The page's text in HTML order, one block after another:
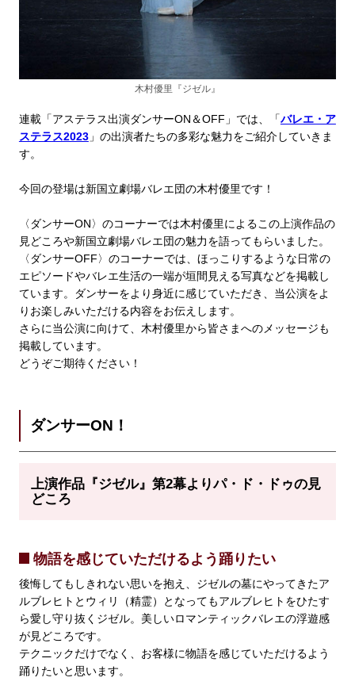
木村優里『ジゼル』
連載「アステラス出演ダンサーON＆OFF」では、「バレエ・ア
ステラス2023」の出演者たちの多彩な魅力をご紹介していきま
す。
今回の登場は新国立劇場バレエ団の木村優里です！
〈ダンサーON〉のコーナーでは木村優里によるこの上演作品の
見どころや新国立劇場バレエ団の魅力を語ってもらいました。
〈ダンサーOFF〉のコーナーでは、ほっこりするような日常の
エピソードやバレエ生活の一端が垣間見える写真などを掲載し
ています。ダンサーをより身近に感じていただき、当公演をよ
りお楽しみいただける内容をお伝えします。
さらに当公演に向けて、木村優里から皆さまへのメッセージも
掲載しています。
どうぞご期待ください！
ダンサーON！
上演作品『ジゼル』第2幕よりパ・ド・ドゥの見
どころ
物語を感じていただけるよう踊りたい
後悔してもしきれない思いを抱え、ジゼルの墓にやってきたア
ルブレヒトとウィリ（精霊）となってもアルブレヒトをひたす
ら愛し守り抜くジゼル。美しいロマンティックバレエの浮遊感
が見どころです。
テクニックだけでなく、お客様に物語を感じていただけるよう
踊りたいと思います。